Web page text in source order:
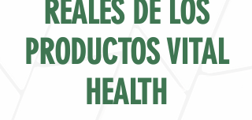
REALES DE LOS
PRODUCTOS VITAL
HEALTH